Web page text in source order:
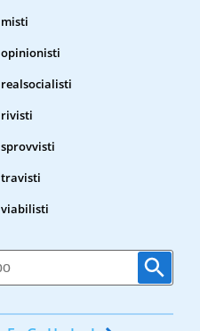
misti
opinionisti
realsocialisti
rivisti
sprovvisti
travisti
viabilisti